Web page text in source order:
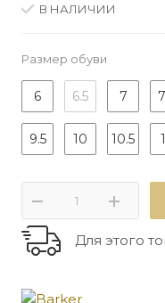
В НАЛИЧИИ
Размер обуви
6 6.5 7
9.5 10 10.5
Для этого